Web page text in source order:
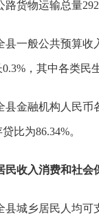
路货物运输总量
县一般公共预算收
，其中各类民
县金融机构人民币
比为86.34%。
民收入消费和社会
县城乡居民人均可